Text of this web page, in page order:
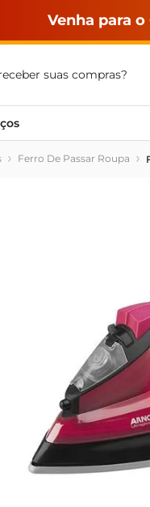
Venha para
suas compras?
Ferro De Passar Roupa